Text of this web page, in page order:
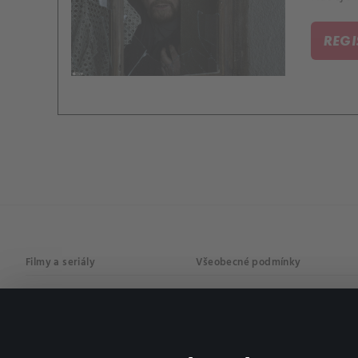
Filmy a seriály Všeobecné podmínky